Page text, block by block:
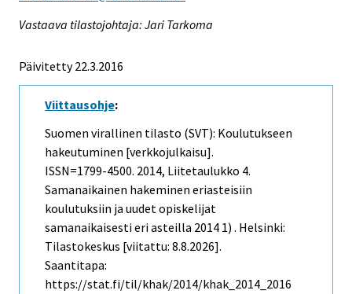
Vastaava tilastojohtaja: Jari Tarkoma
Päivitetty 22.3.2016
Viittausohje:
Suomen virallinen tilasto (SVT): Koulutukseen
hakeutuminen [verkkojulkaisu].
ISSN=1799-4500. 2014, Liitetaulukko 4.
Samanaikainen hakeminen eriasteisiin
koulutuksiin ja uudet opiskelijat
samanaikaisesti eri asteilla 2014 1) . Helsinki:
Tilastokeskus [viitattu: 8.8.2026].
Saantitapa:
https://stat.fi/til/khak/2014/khak_2014_2016